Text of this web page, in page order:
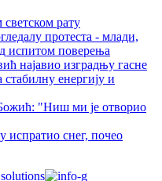
рату
протеста - млади,
испитом поверења
најавио изградњу гасне
енергију и
"Ниш ми је отворио
испратио снег, почео